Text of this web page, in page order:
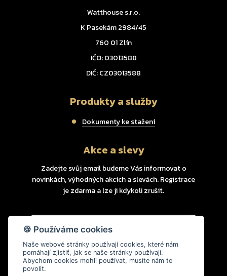
Watthouse s.r.o.
K Pasekám 2984/45
760 01 Zlín
IČO: 03013588
DIČ: CZ03013588
Produkty a služby
Dokumenty ke stažení
Akce a slevy
Zadejte svůj email budeme Vás informovat o
novinkách, výhodných akcích a slevách. Registrace
je zdarma a lze ji kdykoli zrušit.
© Watthouse 2022
Cookies
🍪 Používáme cookies
Naše webové stránky používají cookies, které nám
pomáhají zjistiť, jak se naše stránky používaji.
Abychom cookies mohli používat, musíte nám to
povolit.